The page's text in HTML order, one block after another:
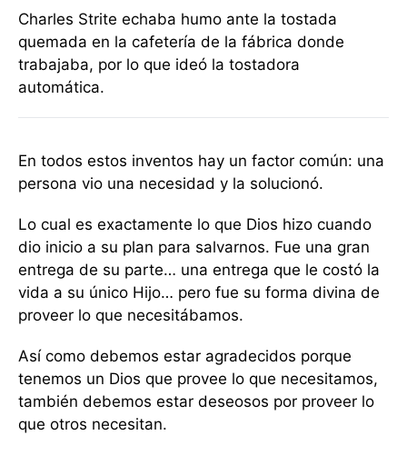
Charles Strite echaba humo ante la tostada
quemada en la cafetería de la fábrica donde
trabajaba, por lo que ideó la tostadora
automática.
En todos estos inventos hay un factor común: una
persona vio una necesidad y la solucionó.
Lo cual es exactamente lo que Dios hizo cuando
dio inicio a su plan para salvarnos. Fue una gran
entrega de su parte… una entrega que le costó la
vida a su único Hijo… pero fue su forma divina de
proveer lo que necesitábamos.
Así como debemos estar agradecidos porque
tenemos un Dios que provee lo que necesitamos,
también debemos estar deseosos por proveer lo
que otros necesitan.